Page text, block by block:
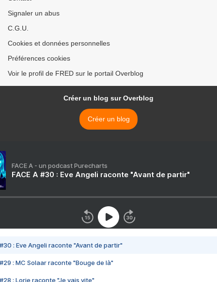
Signaler un abus
C.G.U.
Cookies et données personnelles
Préférences cookies
Voir le profil de FRED sur le portail Overblog
Créer un blog sur Overblog
Créer un blog
FACE A - un podcast Purecharts
FACE A #30 : Eve Angeli raconte "Avant de partir"
#30 : Eve Angeli raconte "Avant de partir"
#29 : MC Solaar raconte "Bouge de là"
#28 : Lorie raconte "Je vais vite"